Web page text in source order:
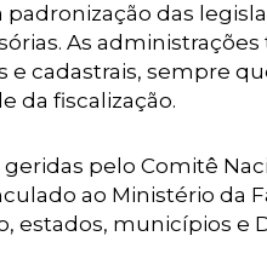
das
As
cadastrais, sempre
da fiscalização.
pelo Comitê
ao Ministério da
estados, municípios e